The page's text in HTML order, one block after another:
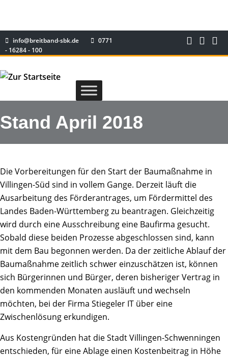
info@breitband-sbk.de
0771
- 16284 - 100
Stand April 2018
Die Vorbereitungen für den Start der Baumaßnahme in
Villingen-Süd sind in vollem Gange. Derzeit läuft die
Ausarbeitung des Förderantrages, um Fördermittel des
Landes Baden-Württemberg zu beantragen. Gleichzeitig
wird durch eine Ausschreibung eine Baufirma gesucht.
Sobald diese beiden Prozesse abgeschlossen sind, kann
mit dem Bau begonnen werden. Da der zeitliche Ablauf der
Baumaßnahme zeitlich schwer einzuschätzen ist, können
sich Bürgerinnen und Bürger, deren bisheriger Vertrag in
den kommenden Monaten ausläuft und wechseln
möchten, bei der Firma Stiegeler IT über eine
Zwischenlösung erkundigen.
Aus Kostengründen hat die Stadt Villingen-Schwenningen
entschieden, für eine Ablage einen Kostenbeitrag in Höhe